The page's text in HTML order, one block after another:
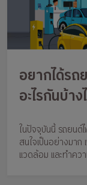
อยากได้รถ
อะไรกันบ้า
ในปัจจุบันนี้ รถยนต์
สนใจเป็นอย่างมาก
แวดล้อม และทำคว